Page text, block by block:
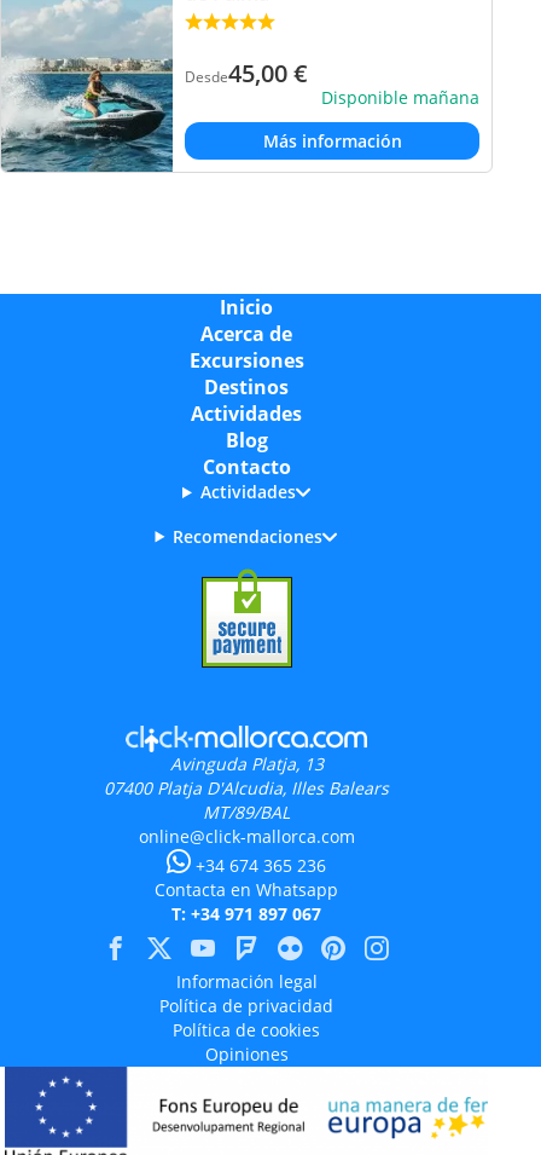
Desde45,00€
Disponible mañana
Más información
Inicio
Acerca de
Excursiones
Destinos
Actividades
Blog
Contacto
Actividades
Recomendaciones
Avinguda Platja, 13
07400 Platja D'Alcudia, Illes Balears
MT/89/BAL
online@click-mallorca.com
+34 674 365 236
Contacta en Whatsapp
T: +34 971 897 067
Información legal
Política de privacidad
Política de cookies
Opiniones